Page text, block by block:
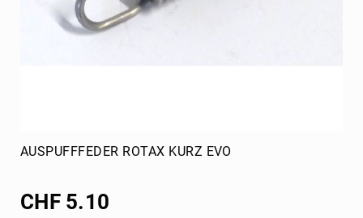
AUSPUFFFEDER ROTAX KURZ EVO
CHF 5.10